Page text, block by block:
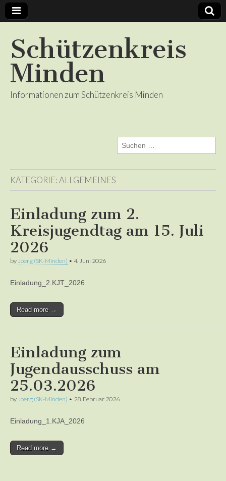
Schützenkreis
Minden
Informationen zum Schützenkreis Minden
Suchen
nach:
KATEGORIE:ALLGEMEINES
Einladung zum 2.
Kreisjugendtag am 15. Juli
2026
by Joerg (SK-Minden) • 4. Juni 2026
Einladung_2.KJT_2026
Read more →
Einladung zum
Jugendausschuss am
25.03.2026
by Joerg (SK-Minden) • 28. Februar 2026
Einladung_1.KJA_2026
Read more →